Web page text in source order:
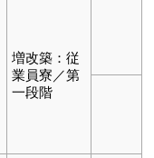
増改築：従
業員寮／第
一段階